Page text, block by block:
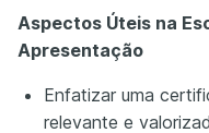
Aspectos Úteis na
Apresentação
Enfatizar uma
relevante e